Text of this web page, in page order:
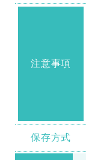
注意事項
保存方式